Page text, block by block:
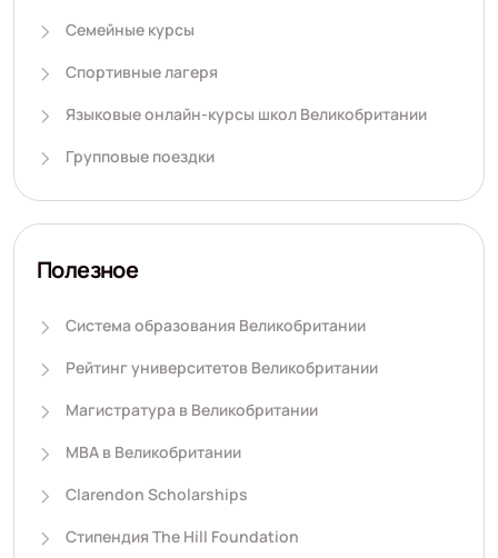
Семейные курсы
Спортивные лагеря
Языковые онлайн-курсы школ Великобритании
Групповые поездки
Полезное
Система образования Великобритании
Рейтинг университетов Великобритании
Магистратура в Великобритании
MBA в Великобритании
Clarendon Scholarships
Стипендия The Hill Foundation